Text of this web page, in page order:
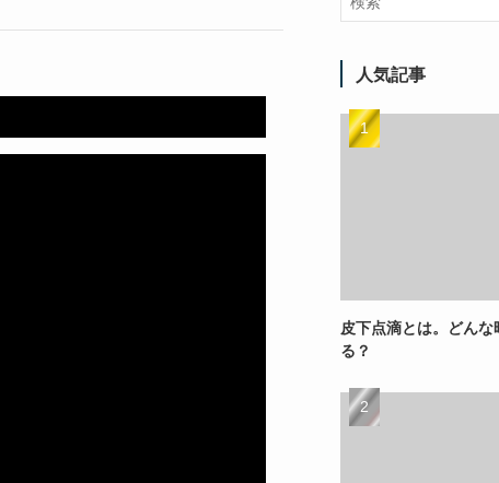
人気記事
皮下点滴とは。どん
る？